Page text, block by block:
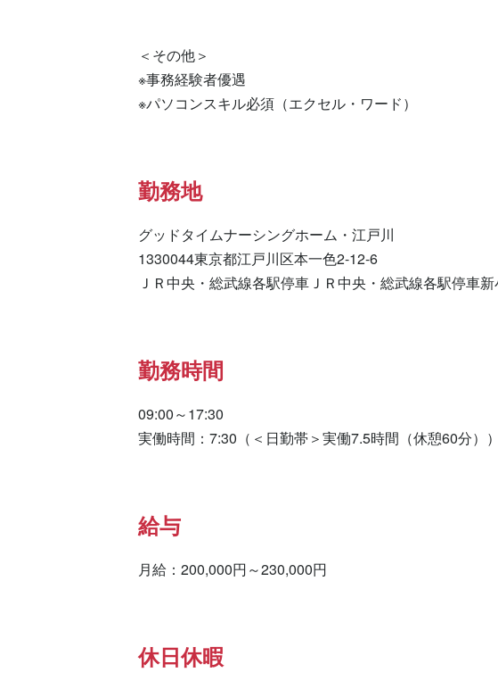
＜その他＞
※事務経験者優遇
※パソコンスキル必須（エクセル・ワード）
勤務地
グッドタイムナーシングホーム・江戸川
1330044東京都江戸川区本一色2-12-6
ＪＲ中央・総武線各駅停車ＪＲ中央・総武線各駅停車
勤務時間
09:00～17:30
実働時間：7:30（＜日勤帯＞実働7.5時間（休憩60分））
給与
月給：200,000円～230,000円
休日休暇